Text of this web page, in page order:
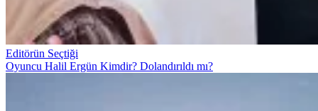
Editörün Seçtiği
Oyuncu Halil Ergün Kimdir? Dolandırıldı mı?